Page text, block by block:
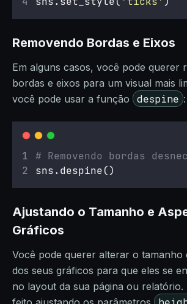
Removendo Bordas e Eixos
Em alguns casos, você pode querer
bordas e eixos para um visual mais
você pode usar a função
despine :
# Removendo bordas
sns.despine()
Ajustando o Tamanho e
Gráficos
Você pode querer alterar o
dos seus gráficos para que eles se
no layout da sua página ou relatório.